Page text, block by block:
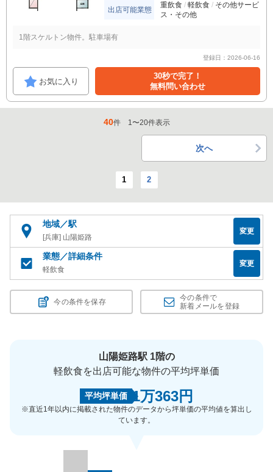
出店可能業態
重飲食 軽飲食
その他サービ
ス・その他
1階スケルトン物件。駐車場有
登録日：2026-06-16
お気に入り
30秒で完了！
無料問い合わせ
40件 1〜20件表示
次へ
1 2
地域／駅
[兵庫] 山陽姫路
変更
業態／詳細条件
軽飲食
変更
今の条件を保存
今の条件で
新着メールを登録
山陽姫路駅 1階の
軽飲食を出店可能な物件の平均坪単価
平均坪単価 1万363円
※直近1年以内に掲載された物件のデータから坪単価の平均値を算出し
ています。